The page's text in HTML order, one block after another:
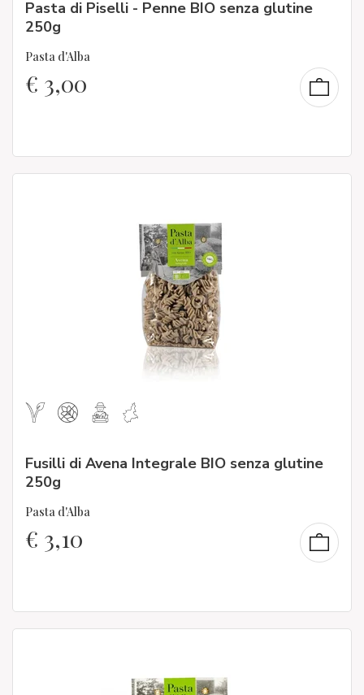
Pasta di Piselli - Penne BIO senza glutine
250g
Pasta d'Alba
€ 3,00
Fusilli di Avena Integrale BIO senza glutine
250g
Pasta d'Alba
€ 3,10